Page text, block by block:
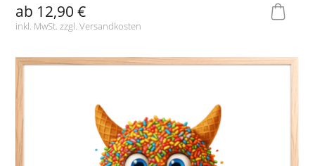
ab 12,90 €
inkl. MwSt. zzgl.Versandkosten